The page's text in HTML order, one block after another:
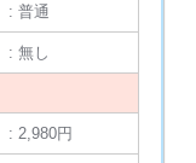
: 普通
: 無し
: 2,980円